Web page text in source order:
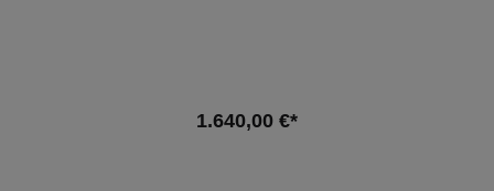
Strömungsweg bei gleichzeitig niedrigen Einlasstemperaturen
1.640,00 €*